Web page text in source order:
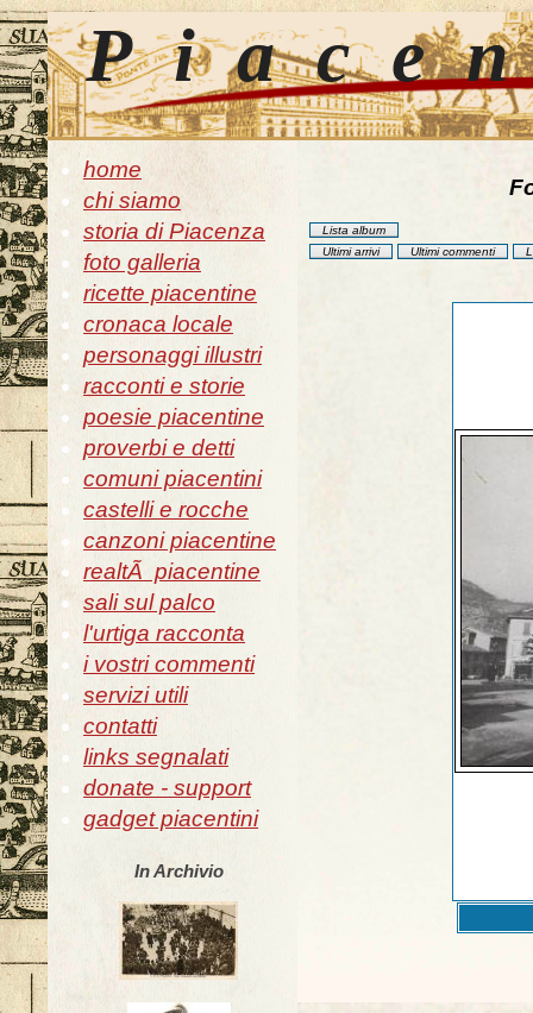
home
chi siamo
storia di Piacenza
foto galleria
ricette piacentine
cronaca locale
personaggi illustri
racconti e storie
poesie piacentine
proverbi e detti
comuni piacentini
castelli e rocche
canzoni piacentine
realtÃ piacentine
sali sul palco
l'urtiga racconta
i vostri commenti
servizi utili
contatti
links segnalati
donate - support
gadget piacentini
In Archivio
Lista album
Ultimi arrivi
Ultimi commenti